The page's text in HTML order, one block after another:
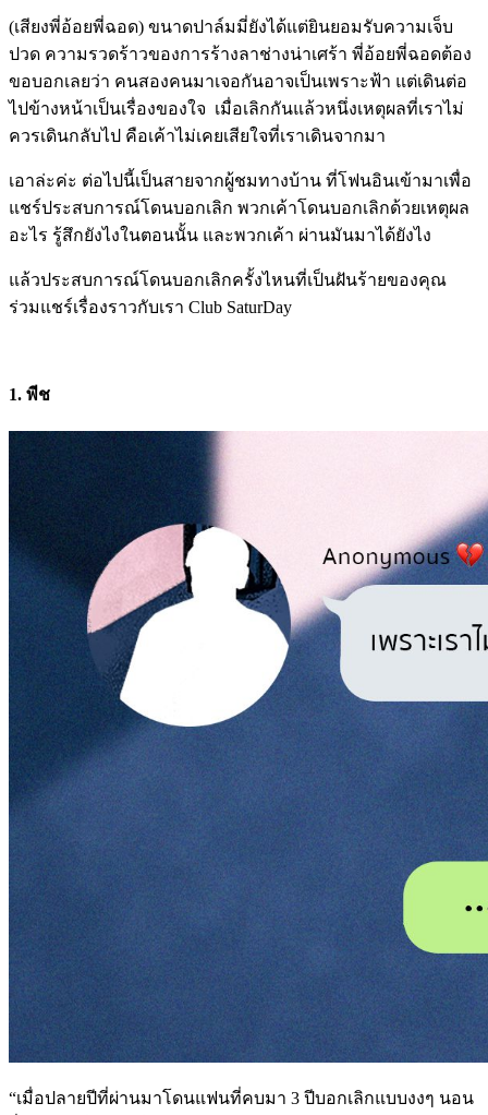
(เสียงพี่อ้อยพี่ฉอด) ขนาดปาล์มมี่ยังได้แต่ยินยอมรับความเจ็บ
ปวด ความรวดร้าวของการร้างลาช่างน่าเศร้า พี่อ้อยพี่ฉอดต้อง
ขอบอกเลยว่า คนสองคนมาเจอกันอาจเป็นเพราะฟ้า แต่เดินต่อ
ไปข้างหน้าเป็นเรื่องของใจ เมื่อเลิกกันแล้วหนึ่งเหตุผลที่เราไม่
ควรเดินกลับไป คือเค้าไม่เคยเสียใจที่เราเดินจากมา
เอาล่ะค่ะ ต่อไปนี้เป็นสายจากผู้ชมทางบ้าน ที่โฟนอินเข้ามาเพื่อ
แชร์ประสบการณ์โดนบอกเลิก พวกเค้าโดนบอกเลิกด้วยเหตุผล
อะไร รู้สึกยังไงในตอนนั้น และพวกเค้า ผ่านมันมาได้ยังไง
แล้วประสบการณ์โดนบอกเลิกครั้งไหนที่เป็นฝันร้ายของคุณ
ร่วมแชร์เรื่องราวกับเรา Club SaturDay
1. พีช
“เมื่อปลายปีที่ผ่านมาโดนแฟนที่คบมา 3 ปีบอกเลิกแบบงงๆ นอน